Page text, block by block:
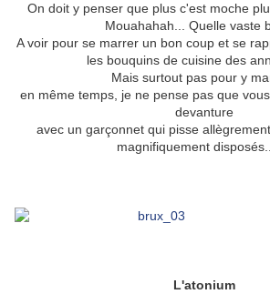
On doit y penser que plus c'est moche
Mouahahah... Quelle vaste
A voir pour se marrer un bon coup et se
les bouquins de cuisine des
Mais surtout pas pour y
en même temps, je ne pense pas que
devanture
avec un garçonnet qui pisse
magnifiquement
L'atonium